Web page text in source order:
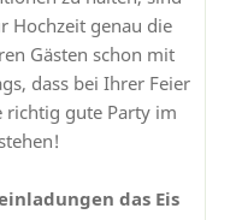
Hochzeit genau die
Gästen schon mit
dass bei Ihrer Feier
richtig gute Party im
das Eis